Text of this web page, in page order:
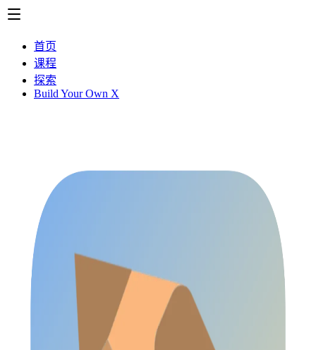
首页
课程
探索
Build Your Own X